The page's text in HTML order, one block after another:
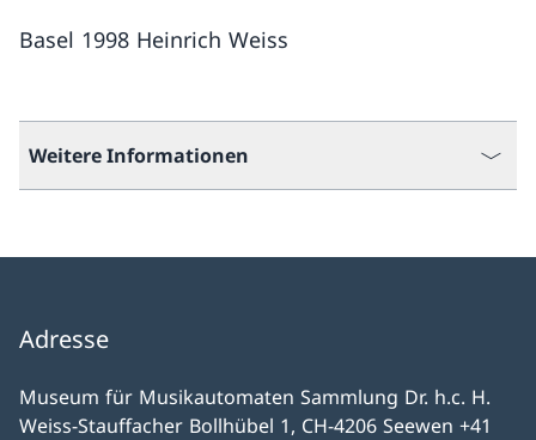
Basel 1998 Heinrich Weiss
Weitere Informationen
Adresse
Museum für Musikautomaten Sammlung Dr. h.c. H.
Weiss-Stauffacher Bollhübel 1, CH-4206 Seewen +41